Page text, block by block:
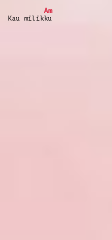
Am
Kau milikku